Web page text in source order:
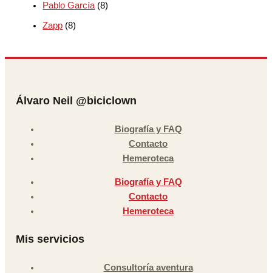
Pablo García(8)
Zapp (8)
Álvaro Neil @biciclown
Biografía y FAQ
Contacto
Hemeroteca
Biografía y FAQ
Contacto
Hemeroteca
Mis servicios
Consultoría aventura